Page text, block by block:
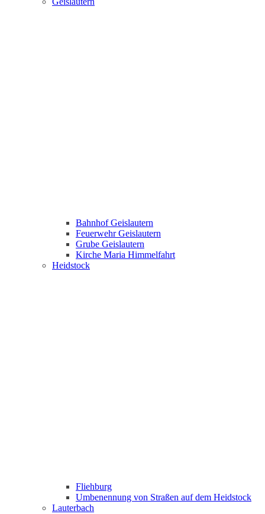
Bahnhof Geislautern
Feuerwehr Geislautern
Grube Geislautern
Kirche Maria Himmelfahrt
Heidstock
Fliehburg
Umbenennung von Straßen auf dem Heidstock
Lauterbach